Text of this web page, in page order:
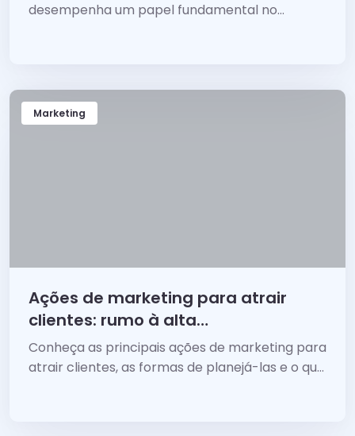
desempenha um papel fundamental no
Marketing
Ações de marketing para atrair
clientes: rumo à alta
performance
Conheça as principais ações de marketing para
atrair clientes, as formas de planejá-las e o que